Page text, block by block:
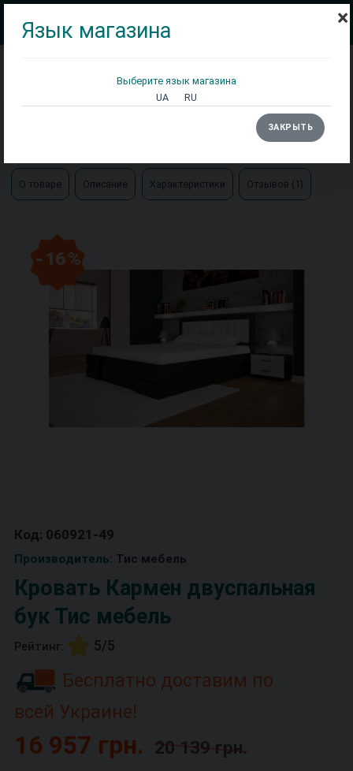
Матрасы
Кровать Кармен двуспальная бук Тис мебель
×
Язык магазина
Выберите язык магазина
UA
RU
ЗАКРЫТЬ
О товаре Описание Характеристики Отзывов (1)
- 16 %
Код: 060921-49
Производитель: Тис мебель
Кровать Кармен двуспальная
бук Тис мебель
Рейтинг: 5/5
Бесплатно доставим по
всей Украине!
16 957 грн. 20 139 грн.